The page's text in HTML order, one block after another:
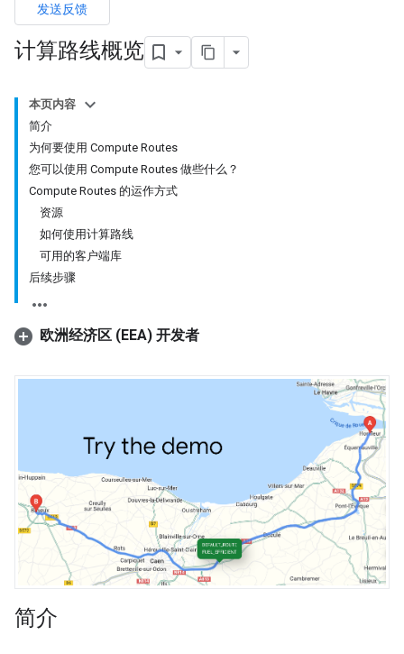
发送反馈
计算路线概览
本页内容
简介
为何要使用 Compute Routes
您可以使用 Compute Routes 做些什么？
Compute Routes 的运作方式
资源
如何使用计算路线
可用的客户端库
后续步骤
欧洲经济区 (EEA) 开发者
简介